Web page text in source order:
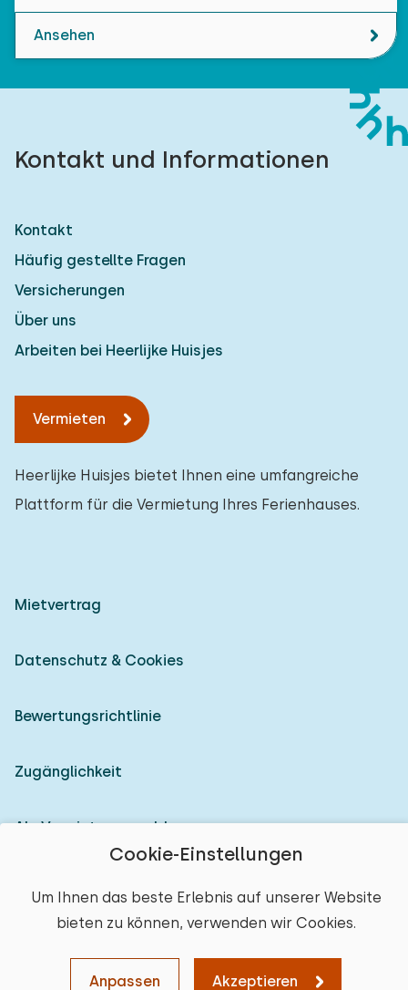
Cookie-Einstellungen
Um Ihnen das beste Erlebnis auf unserer Website
bieten zu können, verwenden wir Cookies.
Anpassen Akzeptieren
Ansehen
Kontakt und Informationen
Kontakt
Häufig gestellte Fragen
Versicherungen
Über uns
Arbeiten bei Heerlijke Huisjes
Vermieten
Heerlijke Huisjes bietet Ihnen eine umfangreiche
Plattform für die Vermietung Ihres Ferienhauses.
Mietvertrag
Datenschutz & Cookies
Bewertungsrichtlinie
Zugänglichkeit
Als Vermieter anmelden